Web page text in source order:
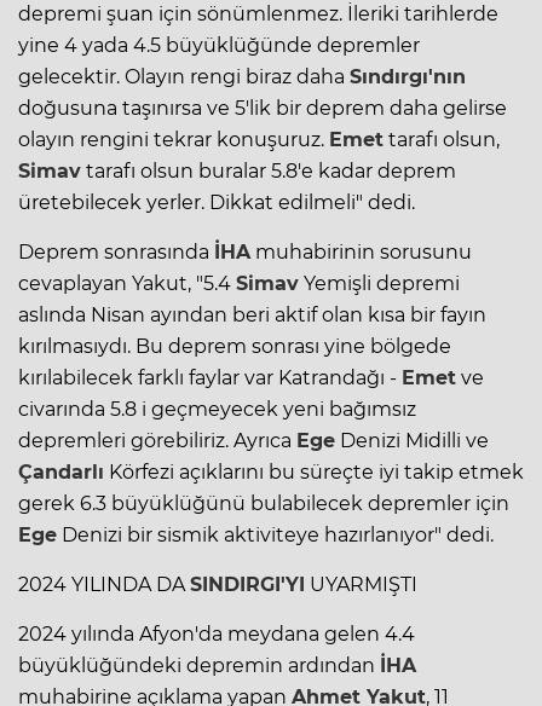
depremi şuan için sönümlenmez. İleriki tarihlerde
yine 4 yada 4.5 büyüklüğünde depremler
gelecektir. Olayın rengi biraz daha Sındırgı'nın
doğusuna taşınırsa ve 5'lik bir deprem daha gelirse
olayın rengini tekrar konuşuruz. Emet tarafı olsun,
Simav tarafı olsun buralar 5.8'e kadar deprem
üretebilecek yerler. Dikkat edilmeli" dedi.
Deprem sonrasında İHA muhabirinin sorusunu
cevaplayan Yakut, "5.4 Simav Yemişli depremi
aslında Nisan ayından beri aktif olan kısa bir fayın
kırılmasıydı. Bu deprem sonrası yine bölgede
kırılabilecek farklı faylar var Katrandağı - Emet ve
civarında 5.8 i geçmeyecek yeni bağımsız
depremleri görebiliriz. Ayrıca Ege Denizi Midilli ve
Çandarlı Körfezi açıklarını bu süreçte iyi takip etmek
gerek 6.3 büyüklüğünü bulabilecek depremler için
Ege Denizi bir sismik aktiviteye hazırlanıyor" dedi.
2024 YILINDA DA SINDIRGI'YI UYARMIŞTI
2024 yılında Afyon'da meydana gelen 4.4
büyüklüğündeki depremin ardından İHA
muhabirine açıklama yapan Ahmet Yakut, 11